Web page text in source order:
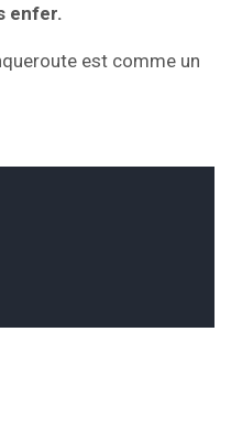
enfer.
est comme un